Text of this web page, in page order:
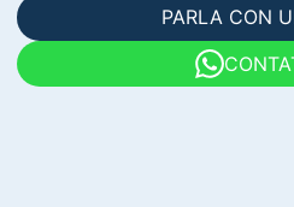
PARLA CON